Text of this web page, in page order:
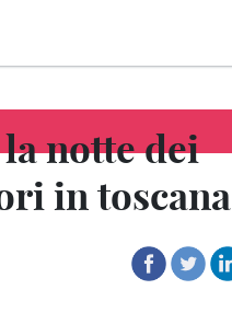
notte dei
in toscana